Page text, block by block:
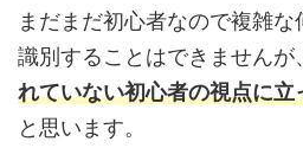
まだまだ初心者なので複雑
識別することはできませんが、
れていない初心者の視点に立
と思います。